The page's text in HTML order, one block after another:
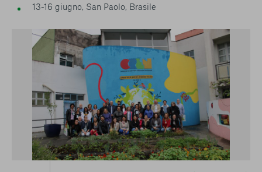
13-16 giugno, San Paolo, Brasile